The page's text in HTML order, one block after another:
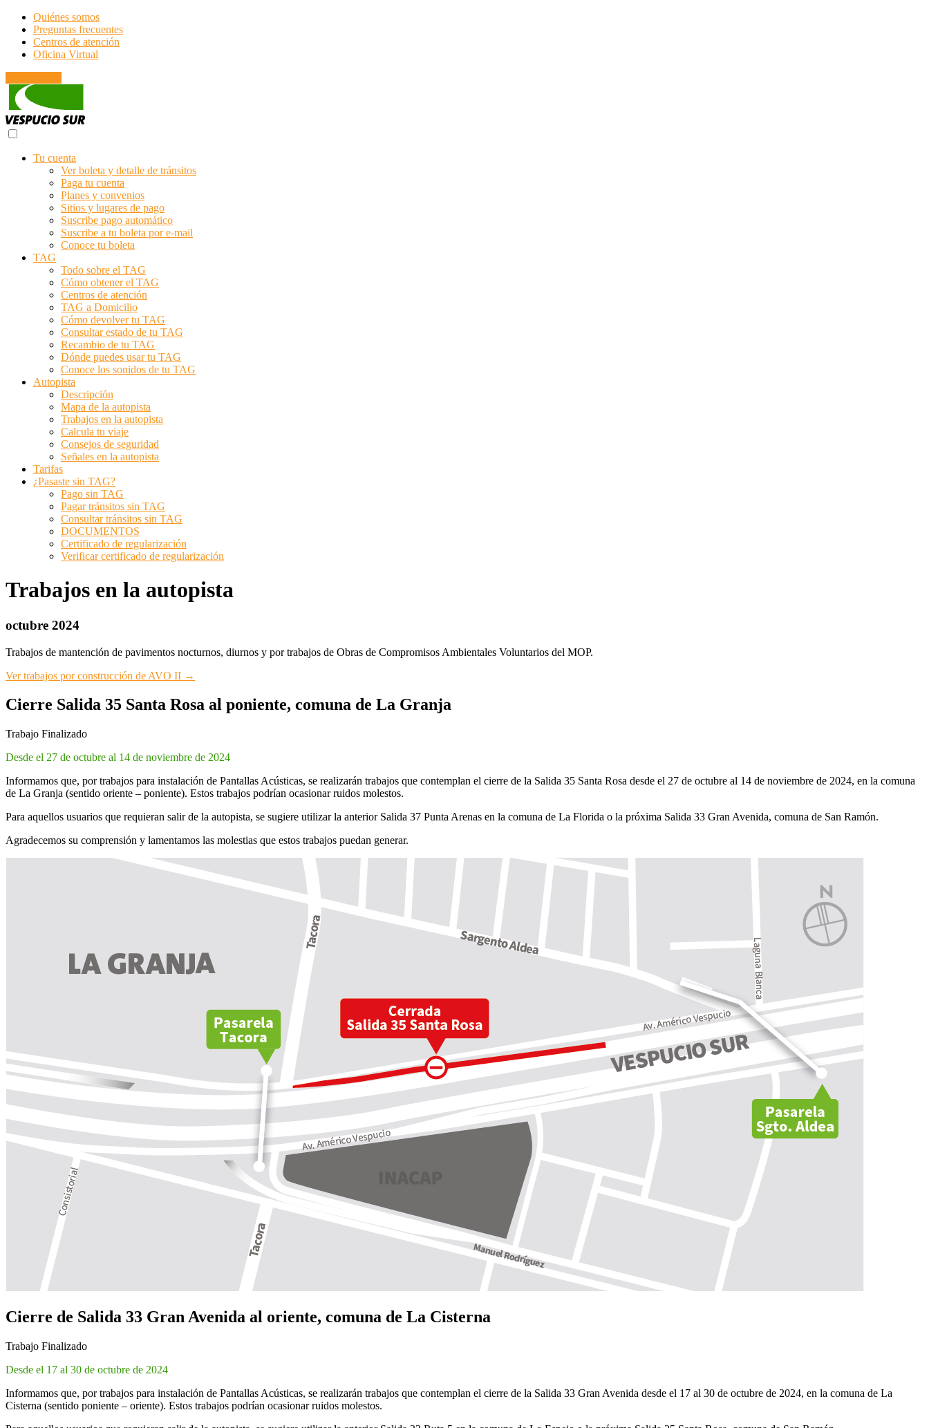
Quiénes somos
Preguntas frecuentes
Centros de atención
Oficina Virtual
Tu cuenta
Ver boleta y detalle de tránsitos
Paga tu cuenta
Planes y convenios
Sitios y lugares de pago
Suscribe pago automático
Suscribe a tu boleta por e-mail
Conoce tu boleta
TAG
Todo sobre el TAG
Cómo obtener el TAG
Centros de atención
TAG a Domicilio
Cómo devolver tu TAG
Consultar estado de tu TAG
Recambio de tu TAG
Dónde puedes usar tu TAG
Conoce los sonidos de tu TAG
Autopista
Descripción
Mapa de la autopista
Trabajos en la autopista
Calcula tu viaje
Consejos de seguridad
Señales en la autopista
Tarifas
¿Pasaste sin TAG?
Pago sin TAG
Pagar tránsitos sin TAG
Consultar tránsitos sin TAG
DOCUMENTOS
Certificado de regularización
Verificar certificado de regularización
Trabajos en la autopista
octubre 2024
Trabajos de mantención de pavimentos nocturnos, diurnos y por trabajos de Obras de Compromisos Ambientales Voluntarios del MOP.
Ver trabajos por construcción de AVO II →
Cierre Salida 35 Santa Rosa al poniente, comuna de La Granja
Trabajo Finalizado
Desde el 27 de octubre al 14 de noviembre de 2024
Informamos que, por trabajos para instalación de Pantallas Acústicas, se realizarán trabajos que contemplan el cierre de la Salida 35 Santa Rosa desde el 27 de octubre al 14 de noviembre de 2024, en la comuna
de La Granja (sentido oriente – poniente). Estos trabajos podrían ocasionar ruidos molestos.
Para aquellos usuarios que requieran salir de la autopista, se sugiere utilizar la anterior Salida 37 Punta Arenas en la comuna de La Florida o la próxima Salida 33 Gran Avenida, comuna de San Ramón.
Agradecemos su comprensión y lamentamos las molestias que estos trabajos puedan generar.
Cierre de Salida 33 Gran Avenida al oriente, comuna de La Cisterna
Trabajo Finalizado
Desde el 17 al 30 de octubre de 2024
Informamos que, por trabajos para instalación de Pantallas Acústicas, se realizarán trabajos que contemplan el cierre de la Salida 33 Gran Avenida desde el 17 al 30 de octubre de 2024, en la comuna de La
Cisterna (sentido poniente – oriente). Estos trabajos podrían ocasionar ruidos molestos.